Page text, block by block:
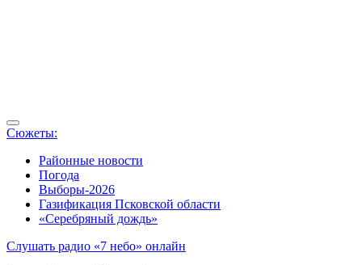
Сюжеты:
Районные новости
Погода
Выборы-2026
Газификация Псковской области
«Серебряный дождь»
Слушать радио «7 небо» онлайн